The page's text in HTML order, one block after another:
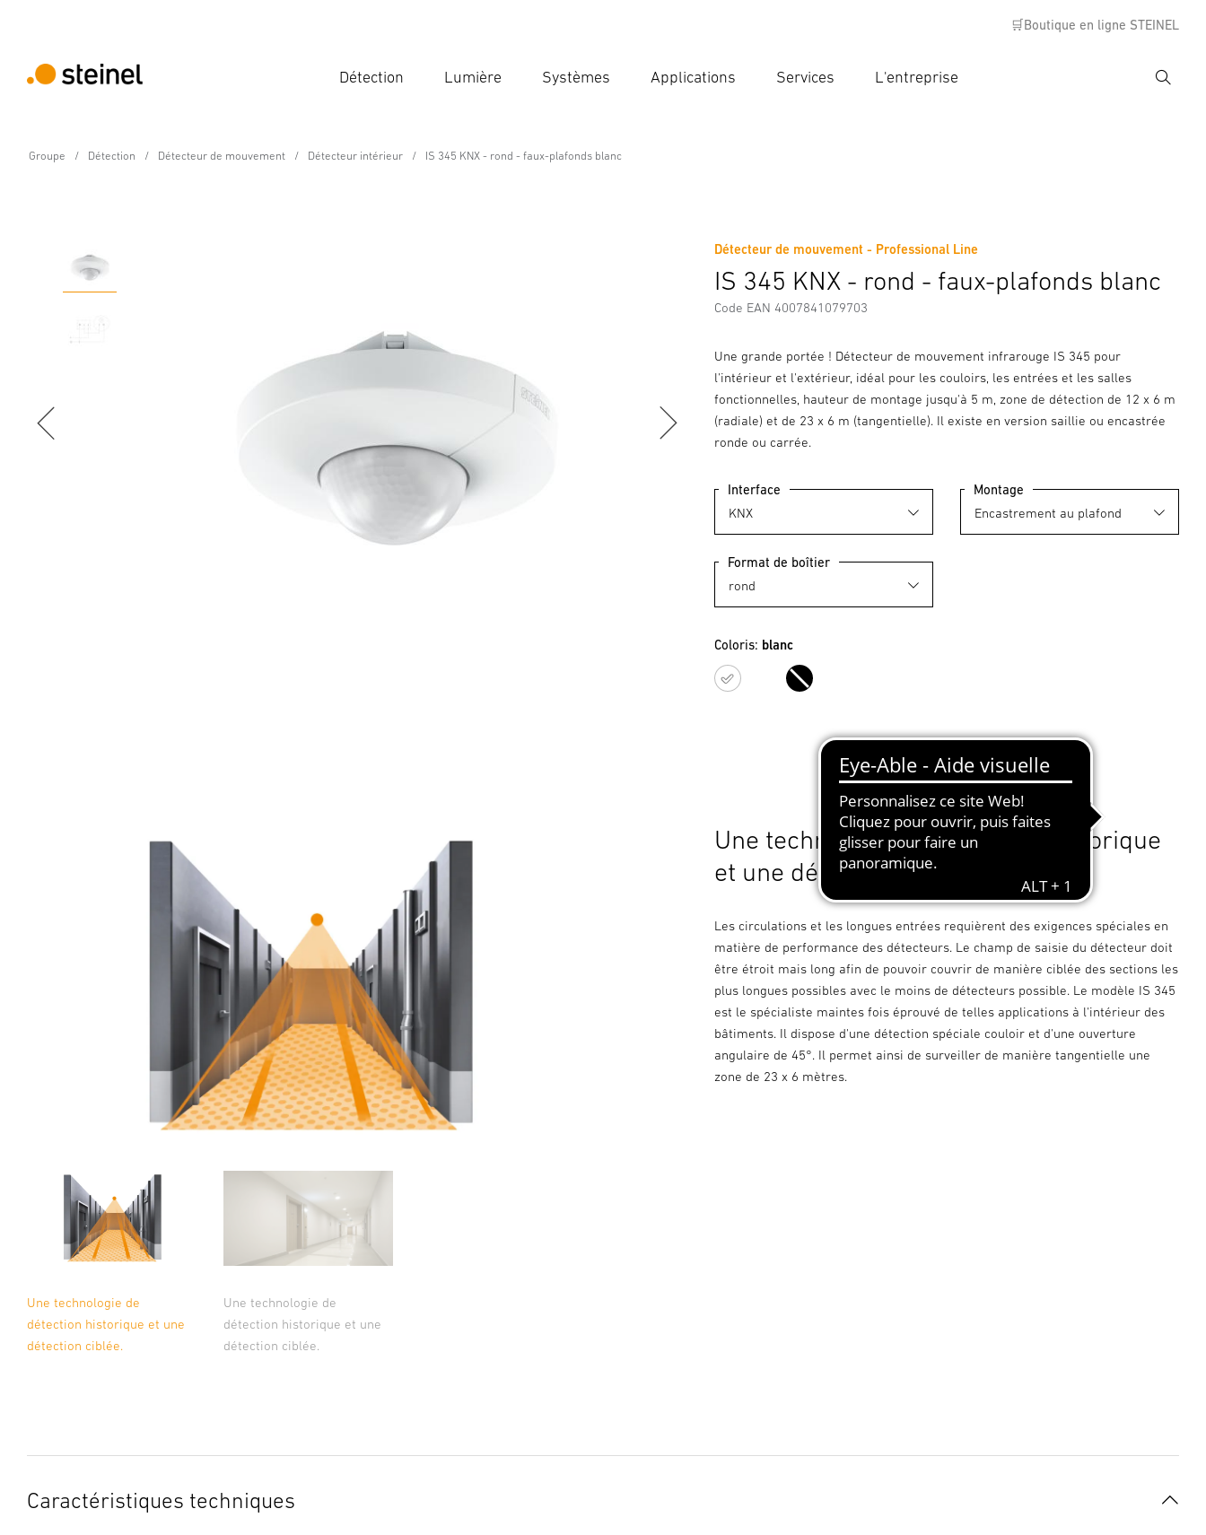
🛒Boutique en ligne STEINEL
Détection Lumière Systèmes Applications Services L'entreprise
Groupe Détection Détecteur de mouvement Détecteur intérieur IS 345 KNX - rond - faux-plafonds blanc
Détecteur de mouvement - Professional Line
IS 345 KNX - rond - faux-plafonds blanc
Code EAN 4007841079703
Une grande portée ! Détecteur de mouvement infrarouge IS 345 pour
l'intérieur et l'extérieur, idéal pour les couloirs, les entrées et les salles
fonctionnelles, hauteur de montage jusqu'à 5 m, zone de détection de 12 x 6 m
(radiale) et de 23 x 6 m (tangentielle). Il existe en version saillie ou encastrée
ronde ou carrée.
Interface Montage
Format de boîtier
Coloris: blanc
blanc noir
Caractéristiques Consignes de Sécurité et Avertissements Informations sur le fabricant
Une technologie de
détection historique et une
détection ciblée.
Une technologie de
détection historique et une
détection ciblée.
Une technologie de détection historique
et une détection ciblée.
Les circulations et les longues entrées requièrent des exigences spéciales en
matière de performance des détecteurs. Le champ de saisie du détecteur doit
être étroit mais long afin de pouvoir couvrir de manière ciblée des sections les
plus longues possibles avec le moins de détecteurs possible. Le modèle IS 345
est le spécialiste maintes fois éprouvé de telles applications à l'intérieur des
bâtiments. Il dispose d'une détection spéciale couloir et d'une ouverture
angulaire de 45°. Il permet ainsi de surveiller de manière tangentielle une
zone de 23 x 6 mètres.
Caractéristiques techniques